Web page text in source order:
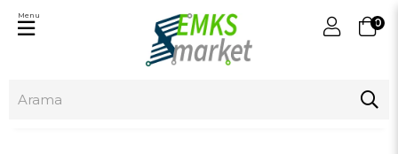
0
Menu